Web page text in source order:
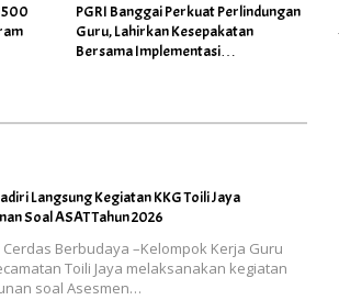
PGRI Banggai Perkuat Perlindungan
Guru, Lahirkan Kesepakatan
Bersama Implementasi
Langsung Kegiatan KKG Toili Jaya
Soal ASAT Tahun 2026
Cerdas Berbudaya –Kelompok Kerja Guru
Toili Jaya melaksanakan kegiatan
soal Asesmen…